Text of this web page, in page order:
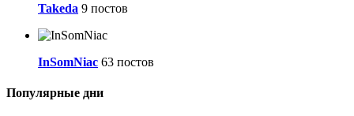
Takeda 9 постов
InSomNiac 63 постов
Популярные дни